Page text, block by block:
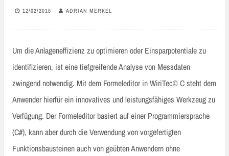
12/02/2018 ADRIAN MERKEL
Um die Anlageneffizienz zu optimieren oder Einsparpotentiale zu
identifizieren, ist eine tiefgreifende Analyse von Messdaten
zwingend notwendig. Mit dem Formeleditor in WiriTec© C steht dem
Anwender hierfür ein innovatives und leistungsfähiges Werkzeug zu
Verfügung. Der Formeleditor basiert auf einer Programmiersprache
(C#), kann aber durch die Verwendung von vorgefertigten
Funktionsbausteinen auch von geübten Anwendern ohne